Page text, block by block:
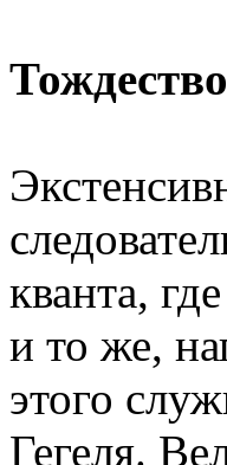
кванта,
и то же,
этого
Гегеля.